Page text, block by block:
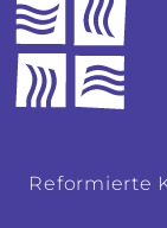
Reformierte